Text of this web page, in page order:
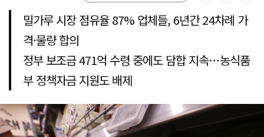
밀가루 시장 점유율 87% 업체들, 6년간 24차례 가
격·물량 합의
정부 보조금 471억 수령 중에도 담합 지속…농식품
부 정책자금 지원도 배제